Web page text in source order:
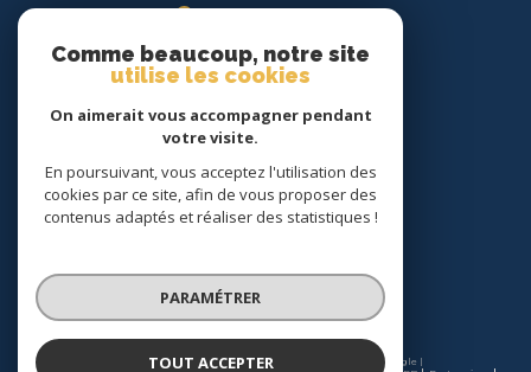
espace location
Nous
SUIVRE
© 2026 | Tous droits réservés | Traduction powered by Google |
Comme beaucoup, notre site
utilise les cookies
On aimerait vous accompagner pendant
votre visite.
En poursuivant, vous acceptez l'utilisation des
cookies par ce site, afin de vous proposer des
contenus adaptés et réaliser des statistiques !
PARAMÉTRER
TOUT ACCEPTER